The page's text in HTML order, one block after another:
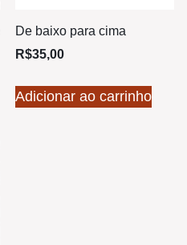
De baixo para cima
R$35,00
Adicionar ao carrinho